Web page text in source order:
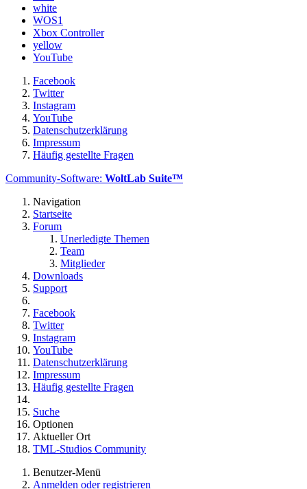
white
WOS1
Xbox Controller
yellow
YouTube
Facebook
Twitter
Instagram
YouTube
Datenschutzerklärung
Impressum
Häufig gestellte Fragen
Community-Software: WoltLab Suite™
Navigation
Startseite
Forum
Unerledigte Themen
Team
Mitglieder
Downloads
Support
Facebook
Twitter
Instagram
YouTube
Datenschutzerklärung
Impressum
Häufig gestellte Fragen
Suche
Optionen
Aktueller Ort
TML-Studios Community
Benutzer-Menü
Anmelden oder registrieren